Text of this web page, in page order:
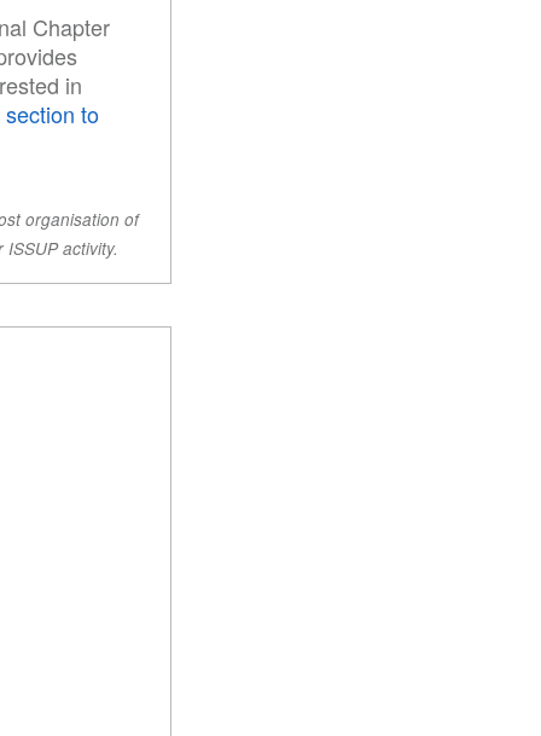
Chapter
in
section to
organisation of
activity.